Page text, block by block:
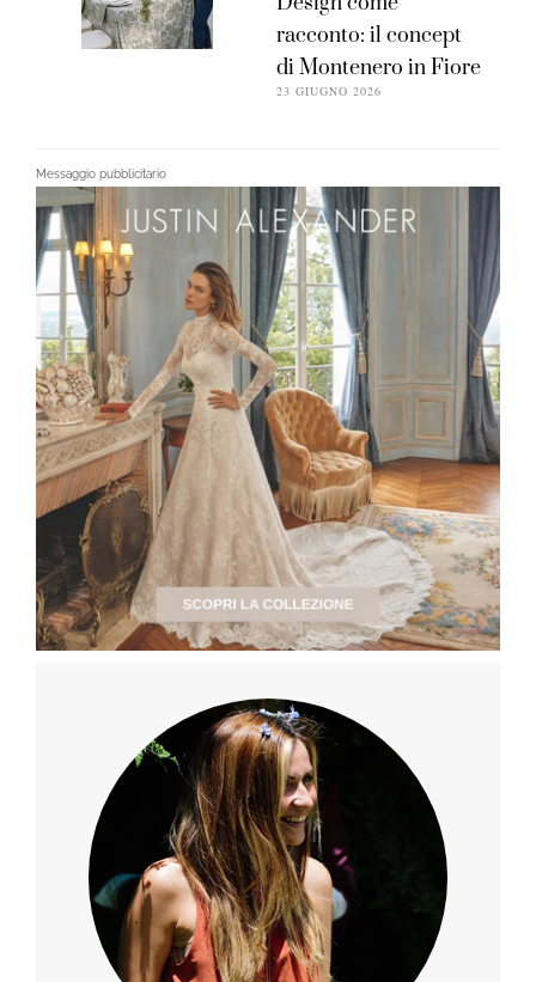
racconto: il concept
di Montenero in Fiore
23 GIUGNO 2026
Messaggio pubblicitario